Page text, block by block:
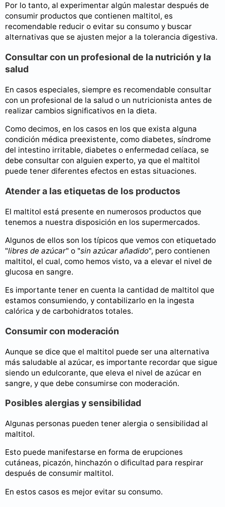
Por lo tanto, al experimentar algún malestar después de
consumir productos que contienen maltitol, es
recomendable reducir o evitar su consumo y buscar
alternativas que se ajusten mejor a la tolerancia digestiva.
Consultar con un profesional de la nutrición y la
salud
En casos especiales, siempre es recomendable consultar
con un profesional de la salud o un nutricionista antes de
realizar cambios significativos en la dieta.
Como decimos, en los casos en los que exista alguna
condición médica preexistente, como diabetes, síndrome
del intestino irritable, diabetes o enfermedad celíaca, se
debe consultar con alguien experto, ya que el maltitol
puede tener diferentes efectos en estas situaciones.
Atender a las etiquetas de los productos
El maltitol está presente en numerosos productos que
tenemos a nuestra disposición en los supermercados.
Algunos de ellos son los típicos que vemos con etiquetado
"libres de azúcar" o "sin azúcar añadido", pero contienen
maltitol, el cual, como hemos visto, va a elevar el nivel de
glucosa en sangre.
Es importante tener en cuenta la cantidad de maltitol que
estamos consumiendo, y contabilizarlo en la ingesta
calórica y de carbohidratos totales.
Consumir con moderación
Aunque se dice que el maltitol puede ser una alternativa
más saludable al azúcar, es importante recordar que sigue
siendo un edulcorante, que eleva el nivel de azúcar en
sangre, y que debe consumirse con moderación.
Posibles alergias y sensibilidad
Algunas personas pueden tener alergia o sensibilidad al
maltitol.
Esto puede manifestarse en forma de erupciones
cutáneas, picazón, hinchazón o dificultad para respirar
después de consumir maltitol.
En estos casos es mejor evitar su consumo.